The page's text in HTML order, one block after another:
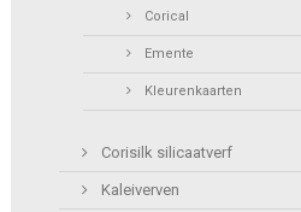
Corical
Emente
Kleurenkaarten
Corisilk silicaatverf
Kaleiverven